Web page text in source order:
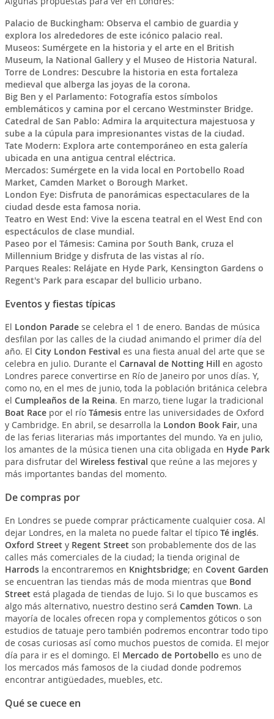
Palacio de Buckingham: Observa el cambio de guardia y
explora los alrededores de este icónico palacio real.
Museos: Sumérgete en la historia y el arte en el British
Museum, la National Gallery y el Museo de Historia Natural.
Torre de Londres: Descubre la historia en esta fortaleza
medieval que alberga las joyas de la corona.
Big Ben y el Parlamento: Fotografía estos símbolos
emblemáticos y camina por el cercano Westminster Bridge.
Catedral de San Pablo: Admira la arquitectura majestuosa y
sube a la cúpula para impresionantes vistas de la ciudad.
Tate Modern: Explora arte contemporáneo en esta galería
ubicada en una antigua central eléctrica.
Mercados: Sumérgete en la vida local en Portobello Road
Market, Camden Market o Borough Market.
London Eye: Disfruta de panorámicas espectaculares de la
ciudad desde esta famosa noria.
Teatro en West End: Vive la escena teatral en el West End con
espectáculos de clase mundial.
Paseo por el Támesis: Camina por South Bank, cruza el
Millennium Bridge y disfruta de las vistas al río.
Parques Reales: Relájate en Hyde Park, Kensington Gardens o
Regent's Park para escapar del bullicio urbano.
Eventos y fiestas típicas
El London Paradese celebra el 1 de enero. Bandas de música
desfilan por las calles de la ciudad animando el primer día del
año. El City London Festival es una fiesta anual del arte que se
celebra en julio. Durante el Carnaval de Notting Hill en agosto
Londres parece convertirse en Río de Janeiro por unos días. Y,
como no, en el mes de junio, toda la población británica celebra
el Cumpleaños de la Reina. En marzo, tiene lugar la tradicional
Boat Racepor el río Támesisentre las universidades de Oxford
y Cambridge. En abril, se desarrolla la London Book Fair, una
de las ferias literarias más importantes del mundo. Ya en julio,
los amantes de la música tienen una cita obligada en Hyde Park
para disfrutar del Wireless festival que reúne a las mejores y
más importantes bandas del momento.
De compras por
En Londres se puede comprar prácticamente cualquier cosa. Al
dejar Londres, en la maleta no puede faltar el típico Té inglés.
Oxford Street y Regent Street son probablemente dos de las
calles más comerciales de la ciudad; la tienda original de
Harrodsla encontraremos en Knightsbridge; en Covent Garden
se encuentran las tiendas más de moda mientras que Bond
Street está plagada de tiendas de lujo. Si lo que buscamos es
algo más alternativo, nuestro destino será Camden Town. La
mayoría de locales ofrecen ropa y complementos góticos o son
estudios de tatuaje pero también podremos encontrar todo tipo
de cosas curiosas así como muchos puestos de comida. El mejor
día para ir es el domingo. El Mercado de Portobello es uno de
los mercados más famosos de la ciudad donde podremos
encontrar antigüedades, muebles, etc.
Qué se cuece en